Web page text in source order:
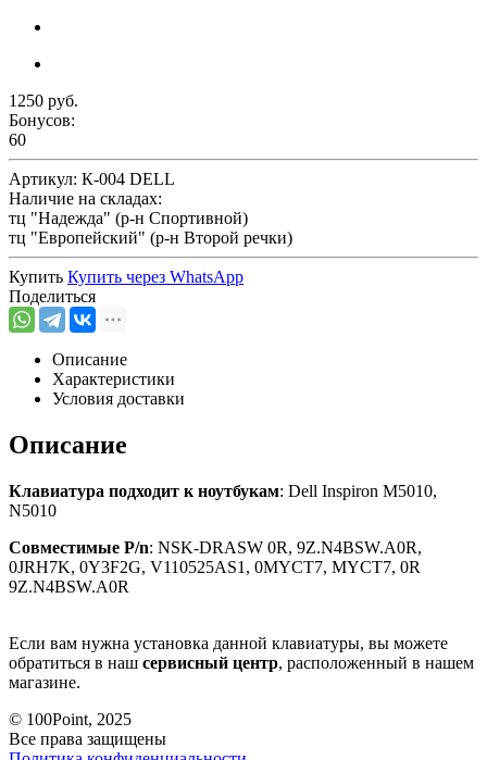
1250 руб.
Бонусов:
60
Артикул: К-004 DELL
Наличие на складах:
тц "Надежда" (р-н Спортивной)
тц "Европейский" (р-н Второй речки)
Купить Купить через WhatsApp
Поделиться
Описание
Характеристики
Условия доставки
Описание
Клавиатура подходит к ноутбукам: Dell Inspiron M5010,
N5010
Совместимые P/n: NSK-DRASW 0R, 9Z.N4BSW.A0R,
0JRH7K, 0Y3F2G, V110525AS1, 0MYCT7, MYCT7, 0R
9Z.N4BSW.A0R
Если вам нужна установка данной клавиатуры, вы можете
обратиться в наш сервисный центр, расположенный в нашем
магазине.
© 100Point, 2025
Все права защищены